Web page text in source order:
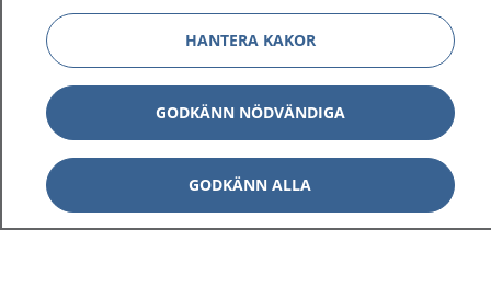
1177 tryggt om din hälsa och vård
HANTERA KAKOR
GODKÄNN NÖDVÄNDIGA
GODKÄNN ALLA